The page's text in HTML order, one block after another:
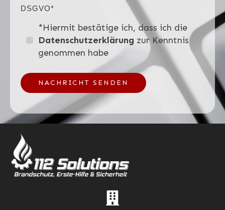
DSGVO*
*Hiermit bestätige ich, dass ich die
Datenschutzerklärung zur Kenntnis
genommen habe
NACHRICHT SENDEN